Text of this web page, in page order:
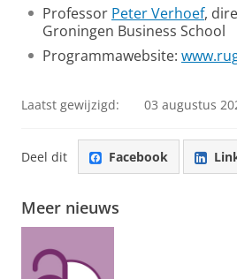
Professor Peter Verhoef,
Groningen Business School
Programmawebsite:
Laatst gewijzigd: 03 augustus
Deel dit Facebook
Meer nieuws